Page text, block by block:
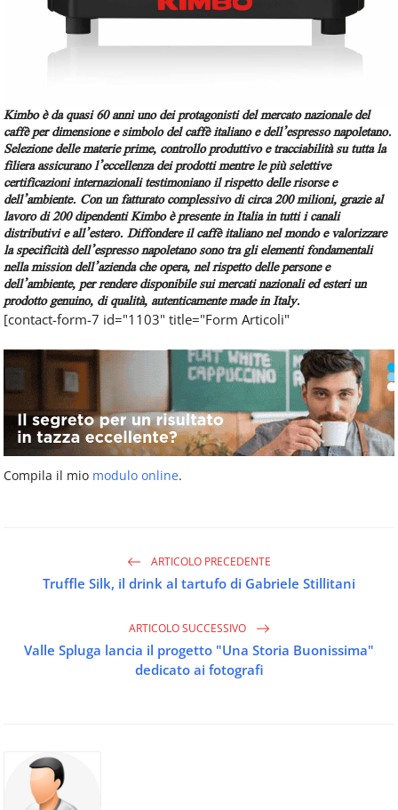
Kimbo è da quasi 60 anni uno dei protagonisti del mercato nazionale del
caffè per dimensione e simbolo del caffè italiano e dell’espresso napoletano.
Selezione delle materie prime, controllo produttivo e tracciabilità su tutta la
filiera assicurano l’eccellenza dei prodotti mentre le più selettive
certificazioni internazionali testimoniano il rispetto delle risorse e
dell’ambiente. Con un fatturato complessivo di circa 200 milioni, grazie al
lavoro di 200 dipendenti Kimbo è presente in Italia in tutti i canali
distributivi e all’estero. Diffondere il caffè italiano nel mondo e valorizzare
la specificità dell’espresso napoletano sono tra gli elementi fondamentali
nella mission dell’azienda che opera, nel rispetto delle persone e
dell’ambiente, per rendere disponibile sui mercati nazionali ed esteri un
prodotto genuino, di qualità, autenticamente made in Italy.
[contact-form-7 id="1103" title="Form Articoli"
Compila il mio modulo online.
ARTICOLO PRECEDENTE
Truffle Silk, il drink al tartufo di Gabriele Stillitani
ARTICOLO SUCCESSIVO
Valle Spluga lancia il progetto "Una Storia Buonissima"
dedicato ai fotografi